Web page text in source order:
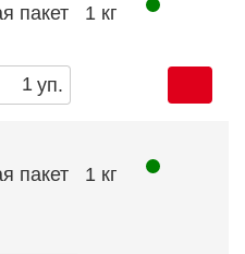
пакет 1 кг
уп.
пакет 1 кг